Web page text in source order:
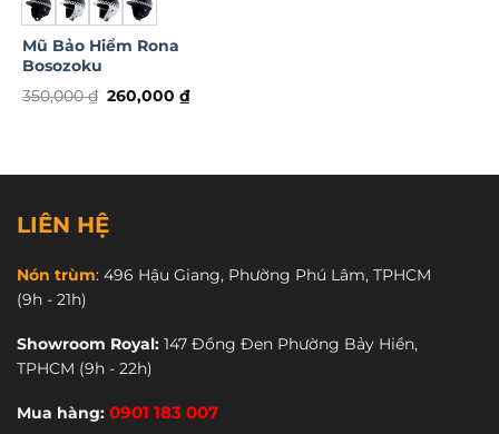
Mũ Bảo Hiểm Rona
Bosozoku
350,000₫ Giá
260,000₫Giá
biến
Các
tùy
có
thể
chọn
LIÊN HỆ
Nón trùm: 496 Hậu Giang, Phường Phú Lâm, TPHCM
(9h - 21h)
Showroom Royal: 147 Đồng Đen Phường Bảy Hiền,
TPHCM (9h - 22h)
Mua hàng: 0901 183 007